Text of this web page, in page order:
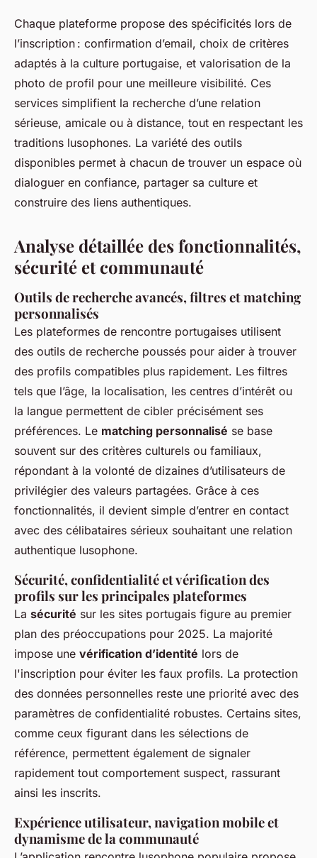
Chaque plateforme propose des spécificités lors de
l’inscription : confirmation d’email, choix de critères
adaptés à la culture portugaise, et valorisation de la
photo de profil pour une meilleure visibilité. Ces
services simplifient la recherche d’une relation
sérieuse, amicale ou à distance, tout en respectant les
traditions lusophones. La variété des outils
disponibles permet à chacun de trouver un espace où
dialoguer en confiance, partager sa culture et
construire des liens authentiques.
Analyse détaillée des fonctionnalités,
sécurité et communauté
Outils de recherche avancés, filtres et matching
personnalisés
Les plateformes de rencontre portugaises utilisent
des outils de recherche poussés pour aider à trouver
des profils compatibles plus rapidement. Les filtres
tels que l’âge, la localisation, les centres d’intérêt ou
la langue permettent de cibler précisément ses
préférences. Le matching personnalisé se base
souvent sur des critères culturels ou familiaux,
répondant à la volonté de dizaines d’utilisateurs de
privilégier des valeurs partagées. Grâce à ces
fonctionnalités, il devient simple d’entrer en contact
avec des célibataires sérieux souhaitant une relation
authentique lusophone.
Sécurité, confidentialité et vérification des
profils sur les principales plateformes
La sécurité sur les sites portugais figure au premier
plan des préoccupations pour 2025. La majorité
impose une vérification d’identité lors de
l'inscription pour éviter les faux profils. La protection
des données personnelles reste une priorité avec des
paramètres de confidentialité robustes. Certains sites,
comme ceux figurant dans les sélections de
référence, permettent également de signaler
rapidement tout comportement suspect, rassurant
ainsi les inscrits.
Expérience utilisateur, navigation mobile et
dynamisme de la communauté